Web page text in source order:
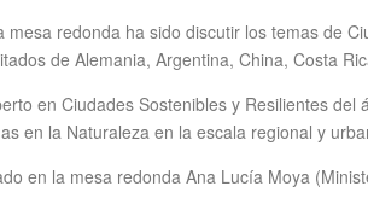
mesa redonda ha sido discutir los temas de
de Alemania, Argentina, China, Costa
en Ciudades Sostenibles y Resilientes
en la Naturaleza en la escala regional y
en la mesa redonda Ana Lucía Moya